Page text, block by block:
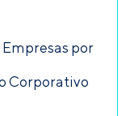
por
Corporativo